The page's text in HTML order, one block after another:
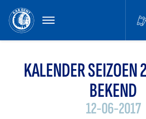
MENU
KALENDER
BEKEND
12-06-2017